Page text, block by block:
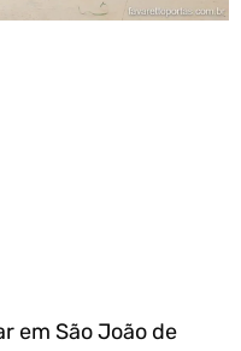
em São João de